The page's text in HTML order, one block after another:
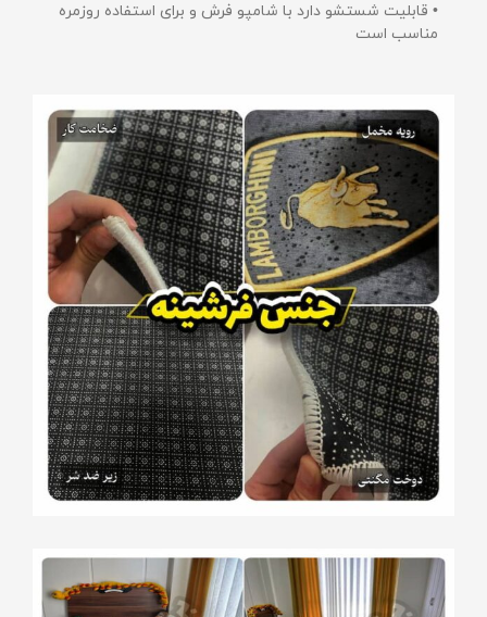
• قابلیت شستشو دارد با شامپو فرش و برای استفاده روزمره
مناسب است